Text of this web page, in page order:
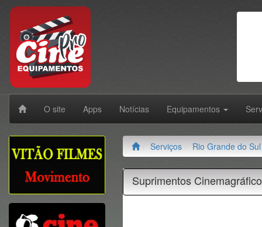
O site Apps Notícias Equipamentos
Serviços Rio Grande do Sul
Suprimentos